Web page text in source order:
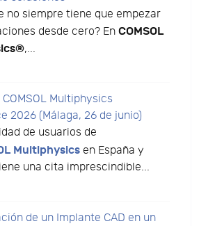
no siempre tiene que empezar
desde cero? En COMSOL
,...
Multiphysics
2026 (Málaga, 26 de junio)
de usuarios de
Multiphysics en España y
una cita imprescindible...
de un Implante CAD en un